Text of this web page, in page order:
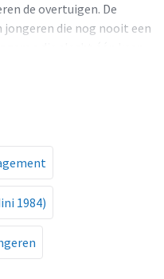
de overtuigen. De
die nog nooit een
1984)